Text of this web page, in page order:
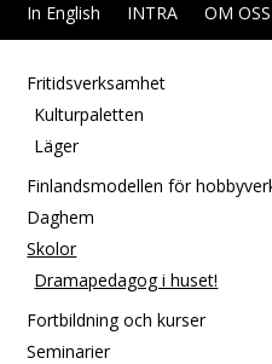
In English INTRA OM OSS
Fritidsverksamhet
Kulturpaletten
Läger
Finlandsmodellen för
Daghem
Skolor
Dramapedagog i huset!
Fortbildning och kurser
Seminarier